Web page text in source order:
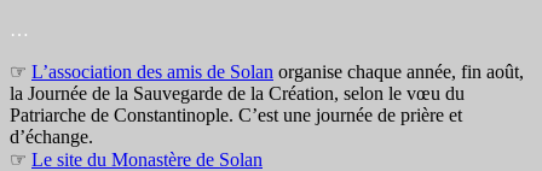
…
☞ L’association des amis de Solan organise chaque année, fin août,
la Journée de la Sauvegarde de la Création, selon le vœu du
Patriarche de Constantinople. C’est une journée de prière et
d’échange.
☞ Le site du Monastère de Solan